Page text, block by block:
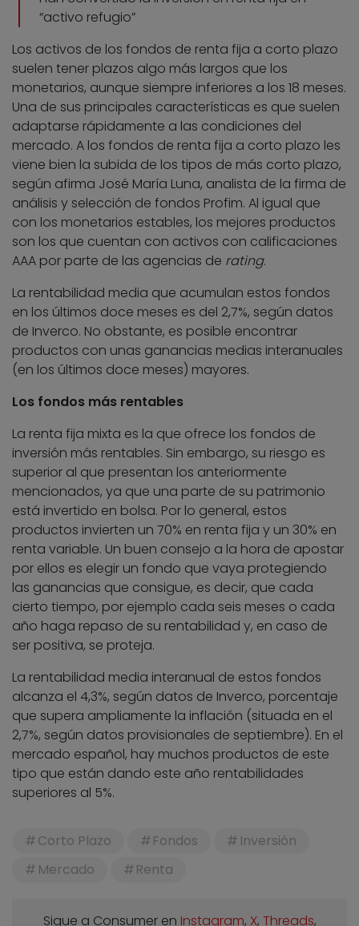
“activo refugio”
Los activos de los fondos de renta fija a corto plazo
suelen tener plazos algo más largos que los
monetarios, aunque siempre inferiores a los 18 meses.
Una de sus principales características es que suelen
adaptarse rápidamente a las condiciones del
mercado. A los fondos de renta fija a corto plazo les
viene bien la subida de los tipos de más corto plazo,
según afirma José María Luna, analista de la firma de
análisis y selección de fondos Profim. Al igual que
con los monetarios estables, los mejores productos
son los que cuentan con activos con calificaciones
AAA por parte de las agencias de rating.
La rentabilidad media que acumulan estos fondos
en los últimos doce meses es del 2,7%, según datos
de Inverco. No obstante, es posible encontrar
productos con unas ganancias medias interanuales
(en los últimos doce meses) mayores.
Los fondos más rentables
La renta fija mixta es la que ofrece los fondos de
inversión más rentables. Sin embargo, su riesgo es
superior al que presentan los anteriormente
mencionados, ya que una parte de su patrimonio
está invertido en bolsa. Por lo general, estos
productos invierten un 70% en renta fija y un 30% en
renta variable. Un buen consejo a la hora de apostar
por ellos es elegir un fondo que vaya protegiendo
las ganancias que consigue, es decir, que cada
cierto tiempo, por ejemplo cada seis meses o cada
año haga repaso de su rentabilidad y, en caso de
ser positiva, se proteja.
La rentabilidad media interanual de estos fondos
alcanza el 4,3%, según datos de Inverco, porcentaje
que supera ampliamente la inflación (situada en el
2,7%, según datos provisionales de septiembre). En el
mercado español, hay muchos productos de este
tipo que están dando este año rentabilidades
superiores al 5%.
Corto Plazo Fondos
Inversión
Mercado
Renta
Sigue a Consumer en Instagram, X, Threads,